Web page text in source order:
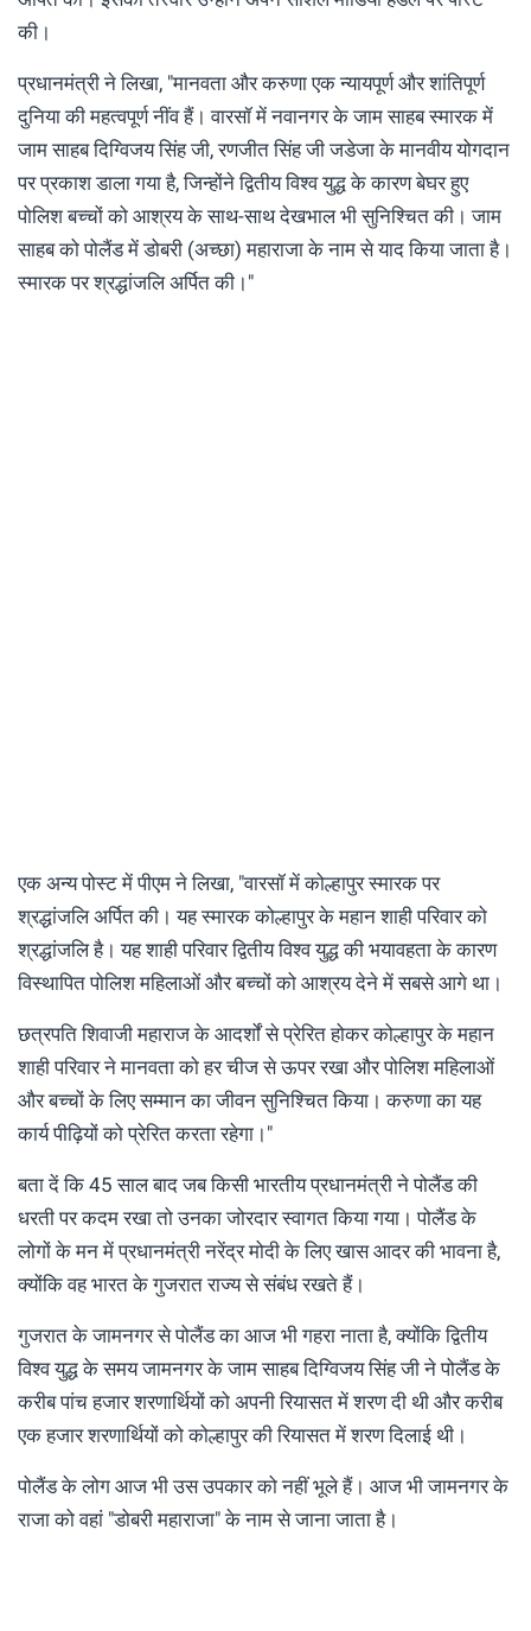
की।
प्रधानमंत्री ने लिखा, "मानवता और करुणा एक न्यायपूर्ण और शांतिपूर्ण
दुनिया की महत्वपूर्ण नींव हैं। वारसॉ में नवानगर के जाम साहब स्मारक में
जाम साहब दिग्विजय सिंह जी, रणजीत सिंह जी जडेजा के मानवीय योगदान
पर प्रकाश डाला गया है, जिन्होंने द्वितीय विश्व युद्ध के कारण बेघर हुए
पोलिश बच्चों को आश्रय के साथ-साथ देखभाल भी सुनिश्चित की। जाम
साहब को पोलैंड में डोबरी (अच्छा) महाराजा के नाम से याद किया जाता है।
स्मारक पर श्रद्धांजलि अर्पित की।"
एक अन्य पोस्ट में पीएम ने लिखा, "वारसॉ में कोल्हापुर स्मारक पर
श्रद्धांजलि अर्पित की। यह स्मारक कोल्हापुर के महान शाही परिवार को
श्रद्धांजलि है। यह शाही परिवार द्वितीय विश्व युद्ध की भयावहता के कारण
विस्थापित पोलिश महिलाओं और बच्चों को आश्रय देने में सबसे आगे था।
छत्रपति शिवाजी महाराज के आदर्शों से प्रेरित होकर कोल्हापुर के महान
शाही परिवार ने मानवता को हर चीज से ऊपर रखा और पोलिश महिलाओं
और बच्चों के लिए सम्मान का जीवन सुनिश्चित किया। करुणा का यह
कार्य पीढ़ियों को प्रेरित करता रहेगा।"
बता दें कि 45 साल बाद जब किसी भारतीय प्रधानमंत्री ने पोलैंड की
धरती पर कदम रखा तो उनका जोरदार स्वागत किया गया। पोलैंड के
लोगों के मन में प्रधानमंत्री नरेंद्र मोदी के लिए खास आदर की भावना है,
क्योंकि वह भारत के गुजरात राज्य से संबंध रखते हैं।
गुजरात के जामनगर से पोलैंड का आज भी गहरा नाता है, क्योंकि द्वितीय
विश्व युद्ध के समय जामनगर के जाम साहब दिग्विजय सिंह जी ने पोलैंड के
करीब पांच हजार शरणार्थियों को अपनी रियासत में शरण दी थी और करीब
एक हजार शरणार्थियों को कोल्हापुर की रियासत में शरण दिलाई थी।
पोलैंड के लोग आज भी उस उपकार को नहीं भूले हैं। आज भी जामनगर के
राजा को वहां "डोबरी महाराजा" के नाम से जाना जाता है।